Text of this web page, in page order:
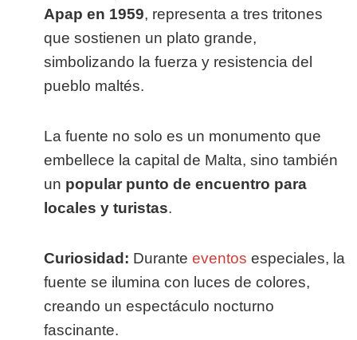
Apap en 1959, representa a tres tritones
que sostienen un plato grande,
simbolizando la fuerza y resistencia del
pueblo maltés.
La fuente no solo es un monumento que
embellece la capital de Malta, sino también
un popular punto de encuentro para
locales y turistas.
Curiosidad: Durante eventos especiales, la
fuente se ilumina con luces de colores,
creando un espectáculo nocturno
fascinante.